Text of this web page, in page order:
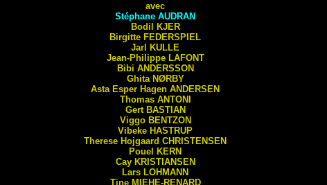
avec
Stéphane AUDRAN
Bodil
KJER
Birgitte FEDERSPIEL
Jarl
KULLE
Jean-Philippe LAFONT
Bibi ANDERSSON
Ghita NØRBY
Asta Esper Hagen ANDERSEN
Thomas ANTONI
Gert BASTIAN
Viggo BENTZON
Vibeke HASTRUP
Therese Hojgaard CHRISTENSEN
Pouel
KERN
Cay KRISTIANSEN
Lars LOHMANN
Tine MIEHE-RENARD